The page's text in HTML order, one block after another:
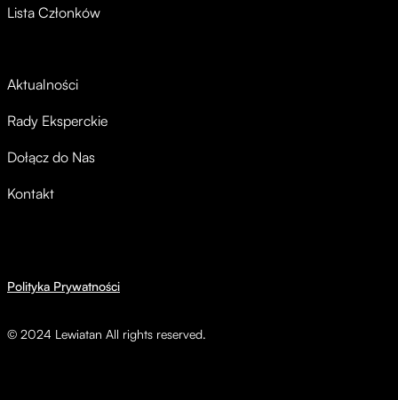
Lista Członków
Aktualności
Rady Eksperckie
Dołącz do Nas
Kontakt
© 2024 Lewiatan All rights reserved.
Polityka Prywatności